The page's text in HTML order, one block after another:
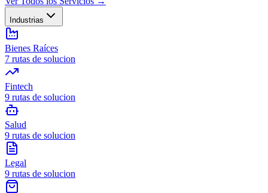
Industrias
Bienes Raíces
7 rutas de solucion
Fintech
9 rutas de solucion
Salud
9 rutas de solucion
Legal
9 rutas de solucion